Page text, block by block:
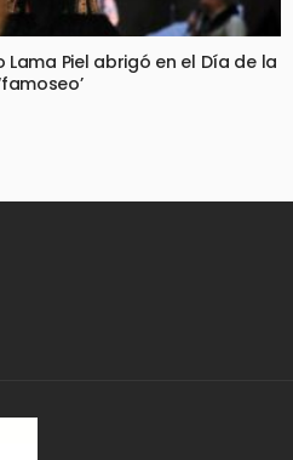
Piel abrigó en el Día de la